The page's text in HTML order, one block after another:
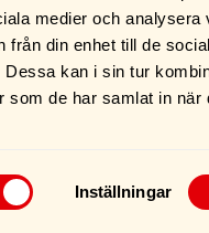
medier och
från din enhet till de
kan i sin tur
som de har samlat in när
Inställningar
Integritetspolicy